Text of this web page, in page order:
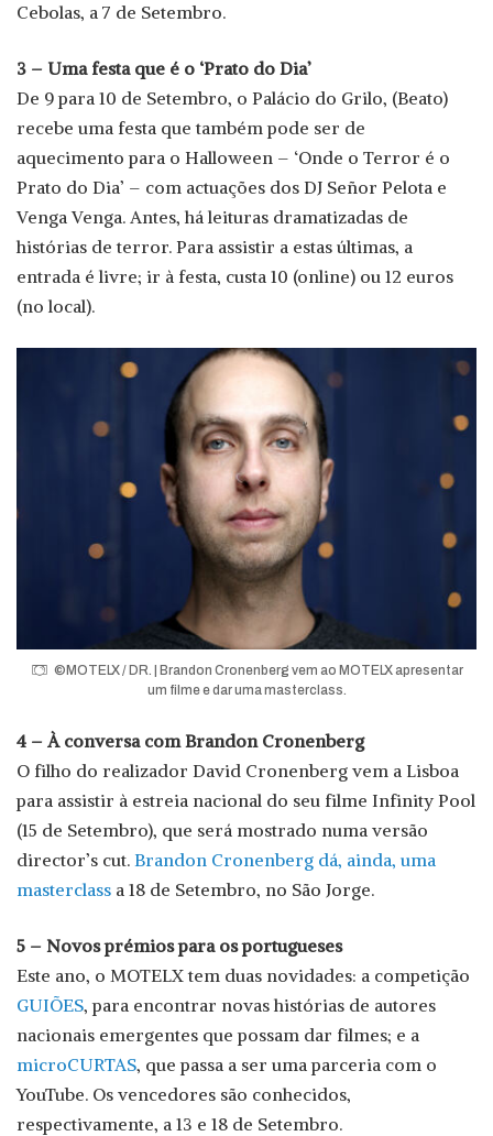
Cebolas, a 7 de Setembro.
3 – Uma festa que é o ‘Prato do Dia’
De 9 para 10 de Setembro, o Palácio do Grilo, (Beato)
recebe uma festa que também pode ser de
aquecimento para o Halloween – ‘Onde o Terror é o
Prato do Dia’ – com actuações dos DJ Señor Pelota e
Venga Venga. Antes, há leituras dramatizadas de
histórias de terror. Para assistir a estas últimas, a
entrada é livre; ir à festa, custa 10 (online) ou 12 euros
(no local).
©MOTELX / DR. | Brandon Cronenberg vem ao MOTELX apresentar
um filme e dar uma masterclass.
4 – À conversa com Brandon Cronenberg
O filho do realizador David Cronenberg vem a Lisboa
para assistir à estreia nacional do seu filme Infinity Pool
(15 de Setembro), que será mostrado numa versão
director’s cut. Brandon Cronenberg dá, ainda, uma
masterclass a 18 de Setembro, no São Jorge.
5 – Novos prémios para os portugueses
Este ano, o MOTELX tem duas novidades: a competição
GUIÕES, para encontrar novas histórias de autores
nacionais emergentes que possam dar filmes; e a
microCURTAS, que passa a ser uma parceria com o
YouTube. Os vencedores são conhecidos,
respectivamente, a 13 e 18 de Setembro.